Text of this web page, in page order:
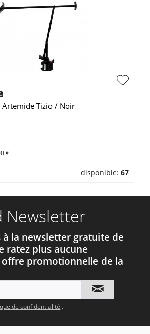
Artemide Tizio / Noir
€
disponible: 67
Newsletter
à la newsletter gratuite de
ratez plus aucune
promotionnelle de la
de confidentialité .